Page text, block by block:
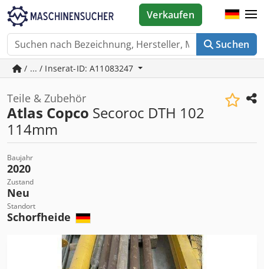
Suchen
Verkaufen
/ ... / Inserat-ID: A11083247
Teile & Zubehör
Atlas Copco Secoroc DTH 102
114mm
Baujahr
2020
Zustand
Neu
Standort
Schorfheide